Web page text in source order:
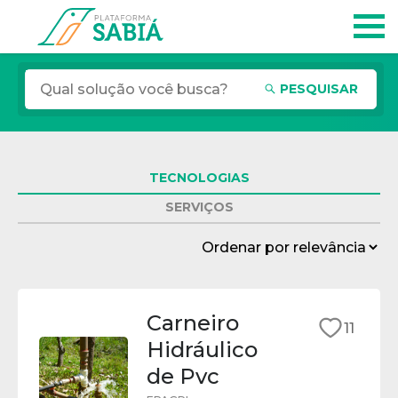
PESQUISAR
TECNOLOGIAS
SERVIÇOS
Carneiro
Hidráulico
de Pvc
11